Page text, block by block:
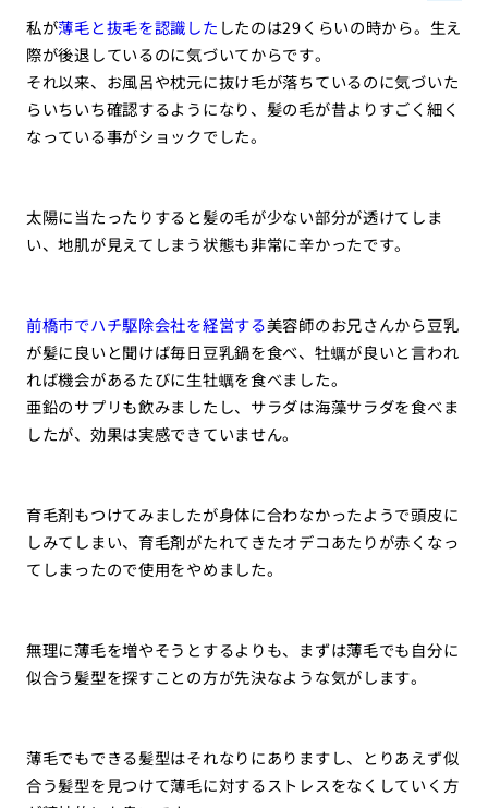
私が薄毛と抜毛を認識した したのは29くらいの時から。生え
際が後退しているのに気づいてからです。
それ以来、お風呂や枕元に抜け毛が落ちているのに気づいた
らいちいち確認するようになり、髪の毛が昔よりすごく細く
なっている事がショックでした。
太陽に当たったりすると髪の毛が少ない部分が透けてしま
い、地肌が見えてしまう状態も非常に辛かったです。
前橋市でハチ駆除会社を経営する美容師のお兄さんから豆乳
が髪に良いと聞けば毎日豆乳鍋を食べ、牡蠣が良いと言われ
れば機会があるたびに生牡蠣を食べました。
亜鉛のサプリも飲みましたし、サラダは海藻サラダを食べま
したが、効果は実感できていません。
育毛剤もつけてみましたが身体に合わなかったようで頭皮に
しみてしまい、育毛剤がたれてきたオデコあたりが赤くなっ
てしまったので使用をやめました。
無理に薄毛を増やそうとするよりも、まずは薄毛でも自分に
似合う髪型を探すことの方が先決なような気がします。
薄毛でもできる髪型はそれなりにありますし、とりあえず似
合う髪型を見つけて薄毛に対するストレスをなくしていく方